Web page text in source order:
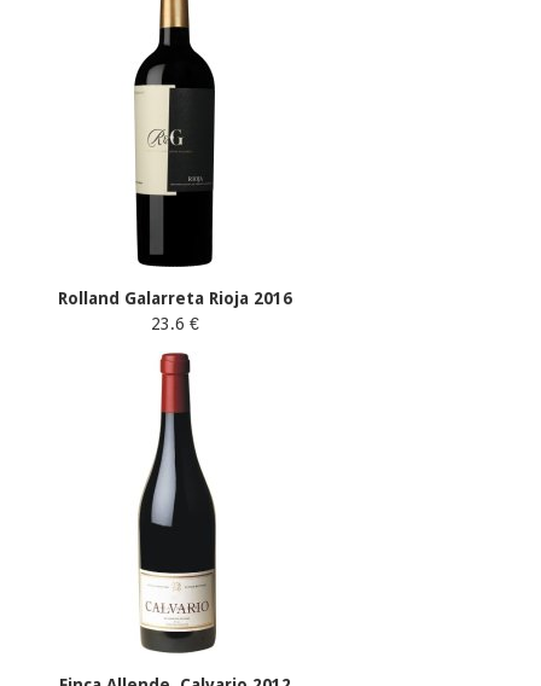
Rolland Galarreta Rioja 2016
23.6 €